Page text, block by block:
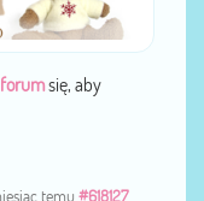
się, aby
temu #618127